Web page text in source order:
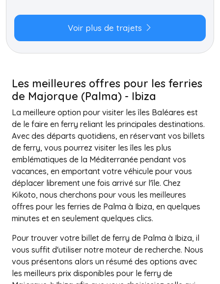
Voir plus de trajets
Les meilleures offres pour les ferries
de Majorque (Palma) - Ibiza
La meilleure option pour visiter les îles Baléares est
de le faire en ferry reliant les principales destinations.
Avec des départs quotidiens, en réservant vos billets
de ferry, vous pourrez visiter les îles les plus
emblématiques de la Méditerranée pendant vos
vacances, en emportant votre véhicule pour vous
déplacer librement une fois arrivé sur l'île. Chez
Kikoto, nous cherchons pour vous les meilleures
offres pour les ferries de Palma à Ibiza, en quelques
minutes et en seulement quelques clics.
Pour trouver votre billet de ferry de Palma à Ibiza, il
vous suffit d'utiliser notre moteur de recherche. Nous
vous présentons alors un résumé des options avec
les meilleurs prix disponibles pour le ferry de